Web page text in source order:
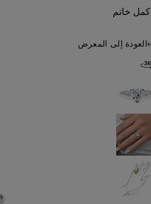
اكمل خاتم
العودة إلى المعرض